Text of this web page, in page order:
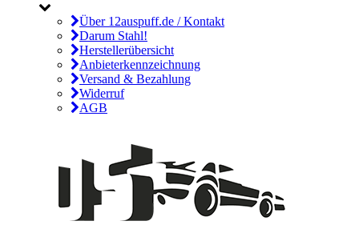
Über 12auspuff.de / Kontakt
Darum Stahl!
Herstellerübersicht
Anbieterkennzeichnung
Versand & Bezahlung
Widerruf
AGB